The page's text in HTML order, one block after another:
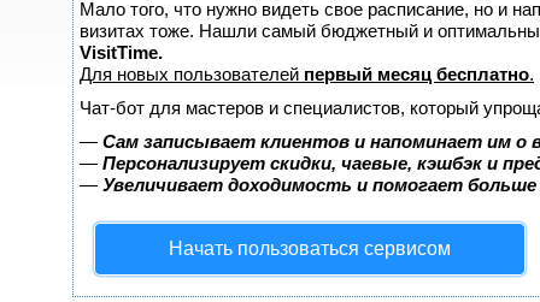
Мало того, что нужно видеть свое расписание, но и
визитах тоже. Нашли самый бюджетный и
VisitTime.
Для новых пользователей первый месяц бесплатно.
Чат-бот для мастеров и специалистов, который
— Сам записывает клиентов и напоминает им о
— Персонализирует скидки, чаевые, кэшбэк и
— Увеличивает доходимость и помогает
Начать пользоваться сервисом